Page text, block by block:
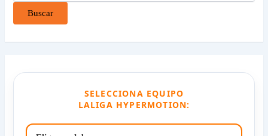
Buscar
SELECCIONA EQUIPO
LALIGA HYPERMOTION: